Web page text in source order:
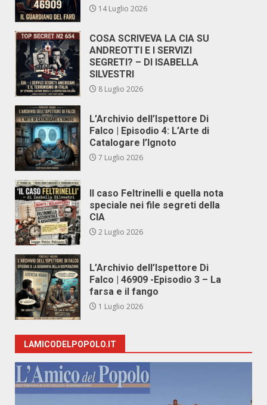
14 Luglio 2026
COSA SCRIVEVA LA CIA SU
ANDREOTTI E I SERVIZI
SEGRETI? – DI ISABELLA
SILVESTRI
8 Luglio 2026
L’Archivio dell’Ispettore Di
Falco | Episodio 4: L’Arte di
Catalogare l’Ignoto
7 Luglio 2026
Il caso Feltrinelli e quella nota
speciale nei file segreti della
CIA
2 Luglio 2026
L’Archivio dell’Ispettore Di
Falco | 46909 -Episodio 3 – La
farsa e il fango
1 Luglio 2026
LAMICODELPOPOLO.IT